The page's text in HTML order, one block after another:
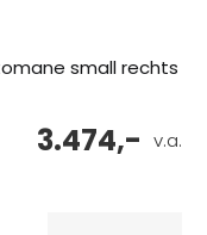
small rechts
v.a.
3.474,-